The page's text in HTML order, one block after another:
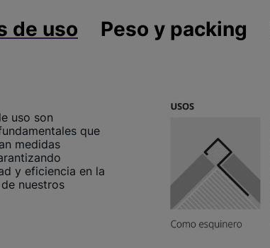
de uso Peso y packing
uso son
que
medidas
y eficiencia en la
nuestros